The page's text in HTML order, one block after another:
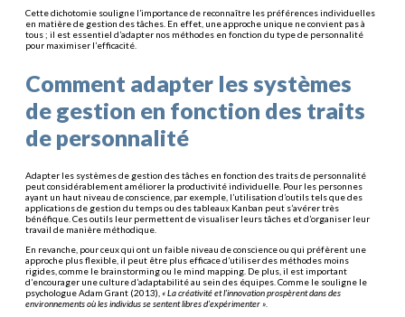
Cette dichotomie souligne l’importance de reconnaître les préférences individuelles
en matière de gestion des tâches. En effet, une approche unique ne convient pas à
tous ; il est essentiel d’adapter nos méthodes en fonction du type de personnalité
pour maximiser l’efficacité.
Comment adapter les systèmes
de gestion en fonction des traits
de personnalité
Adapter les systèmes de gestion des tâches en fonction des traits de personnalité
peut considérablement améliorer la productivité individuelle. Pour les personnes
ayant un haut niveau de conscience, par exemple, l’utilisation d’outils tels que des
applications de gestion du temps ou des tableaux Kanban peut s’avérer très
bénéfique. Ces outils leur permettent de visualiser leurs tâches et d’organiser leur
travail de manière méthodique.
En revanche, pour ceux qui ont un faible niveau de conscience ou qui préfèrent une
approche plus flexible, il peut être plus efficace d’utiliser des méthodes moins
rigides, comme le brainstorming ou le mind mapping. De plus, il est important
d’encourager une culture d’adaptabilité au sein des équipes. Comme le souligne le
psychologue Adam Grant (2013), « La créativité et l’innovation prospèrent dans des
environnements où les individus se sentent libres d’expérimenter »